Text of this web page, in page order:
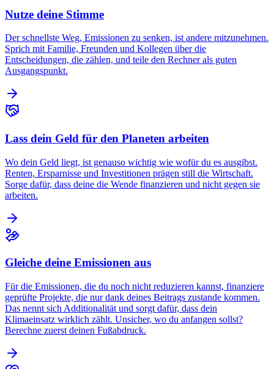
Nutze deine Stimme
Der schnellste Weg, Emissionen zu senken, ist andere mitzunehmen.
Sprich mit Familie, Freunden und Kollegen über die
Entscheidungen, die zählen, und teile den Rechner als guten
Ausgangspunkt.
Lass dein Geld für den Planeten arbeiten
Wo dein Geld liegt, ist genauso wichtig wie wofür du es ausgibst.
Renten, Ersparnisse und Investitionen prägen still die Wirtschaft.
Sorge dafür, dass deine die Wende finanzieren und nicht gegen sie
arbeiten.
Gleiche deine Emissionen aus
Für die Emissionen, die du noch nicht reduzieren kannst, finanziere
geprüfte Projekte, die nur dank deines Beitrags zustande kommen.
Das nennt sich Additionalität und sorgt dafür, dass dein
Klimaeinsatz wirklich zählt. Unsicher, wo du anfangen sollst?
Berechne zuerst deinen Fußabdruck.